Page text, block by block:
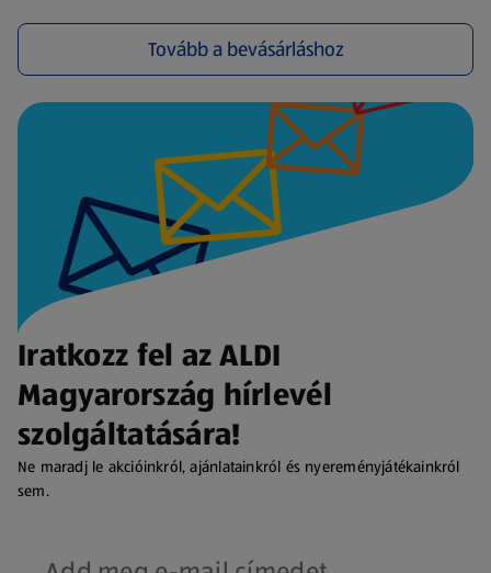
Tovább a bevásárláshoz
(új oldalon nyílik meg)
Iratkozz fel az ALDI
Magyarország hírlevél
szolgáltatására!
Ne maradj le akcióinkról, ajánlatainkról és nyereményjátékainkról
sem.